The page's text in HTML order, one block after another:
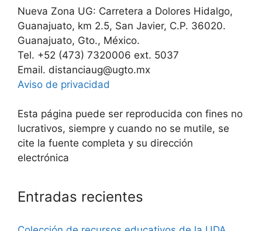
Nueva Zona UG: Carretera a Dolores Hidalgo,
Guanajuato, km 2.5, San Javier, C.P. 36020.
Guanajuato, Gto., México.
Tel. +52 (473) 7320006 ext. 5037
Email. distanciaug@ugto.mx
Aviso de privacidad
Esta página puede ser reproducida con fines no
lucrativos, siempre y cuando no se mutile, se
cite la fuente completa y su dirección
electrónica
Entradas recientes